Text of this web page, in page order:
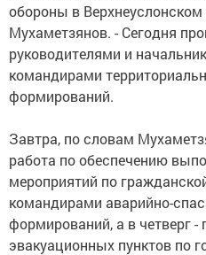
обороны в Верхнеуслонском
Мухаметзянов. - Сегодня
руководителями и
командирами
формирований.
Завтра, по словам
работа по обеспечению
мероприятий по
командирами аварийно-
формирований, а в четверг
эвакуационных пунктов по